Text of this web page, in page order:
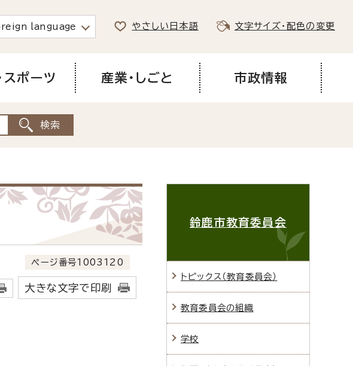
language やさしい日本語 文字サイズ・配色の変更
スポーツ 産業・しごと 市政情報
ページ番号1003120
大きな文字で印刷
鈴鹿市教育委員会
トピックス（教育委員会）
教育委員会の組織
学校